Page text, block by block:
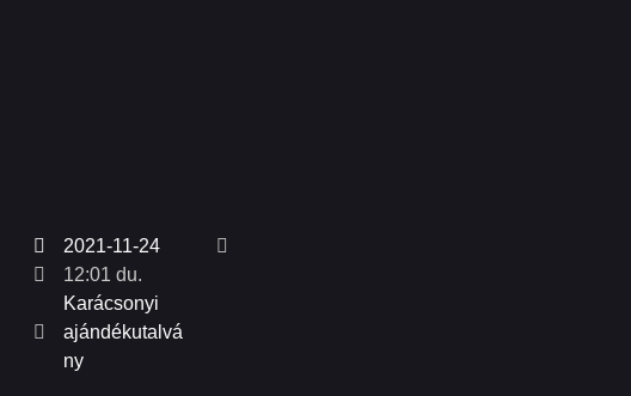
2021-11-24
12:01 du.
Karácsonyi
ajándékutalvá
ny